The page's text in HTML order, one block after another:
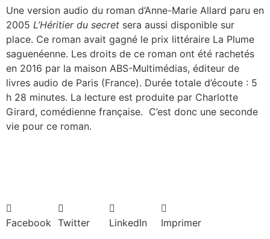
Une version audio du roman d’Anne-Marie Allard paru en
2005 L’Héritier du secret sera aussi disponible sur
place. Ce roman avait gagné le prix littéraire La Plume
saguenéenne. Les droits de ce roman ont été rachetés
en 2016 par la maison ABS-Multimédias, éditeur de
livres audio de Paris (France). Durée totale d’écoute : 5
h 28 minutes. La lecture est produite par Charlotte
Girard, comédienne française. C’est donc une seconde
vie pour ce roman.
Facebook Twitter LinkedIn Imprimer